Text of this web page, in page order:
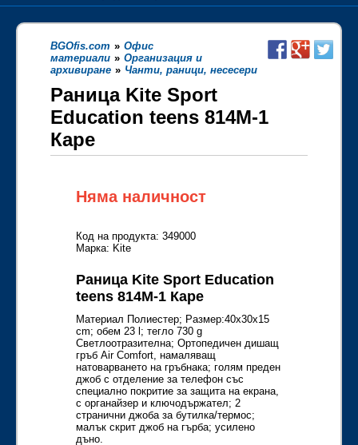
BGOfis.com » Офис
материали » Организация и
архивиране » Чанти, раници, несесери
Раница Kite Sport
Education teens 814M-1
Каре
Няма наличност
Код на продукта: 349000
Марка: Kite
Раница Kite Sport Education
teens 814M-1 Каре
Материал Полиeстер; Размер:40x30x15
cm; обем 23 l; тегло 730 g
Светлоотразителна; Ортопедичен дишащ
гръб Air Comfort, намаляващ
натоварването на гръбнака; голям преден
джоб с отделение за телефон със
специално покритие за защита на екрана,
с органайзер и ключодържател; 2
странични джоба за бутилка/термос;
малък скрит джоб на гърба; усилено
дъно.